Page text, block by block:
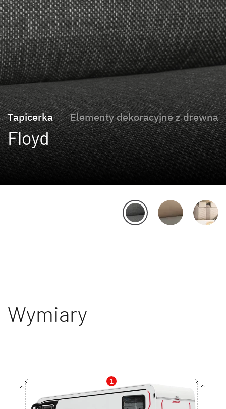
Floyd
Tapicerka Elementy dekoracyjne z drewna
Wymiary
1